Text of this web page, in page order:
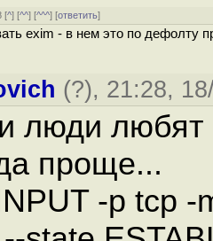
[^] [^^] [^^^] [ответить]
exim - в нем это по дефолту
(?), 21:28,
люди
проще...
-p tcp